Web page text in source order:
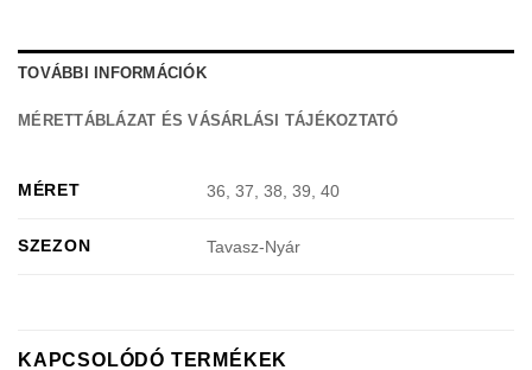
TOVÁBBI INFORMÁCIÓK
MÉRETTÁBLÁZAT ÉS VÁSÁRLÁSI TÁJÉKOZTATÓ
MÉRET 36, 37, 38, 39, 40
SZEZON Tavasz-Nyár
KAPCSOLÓDÓ TERMÉKEK